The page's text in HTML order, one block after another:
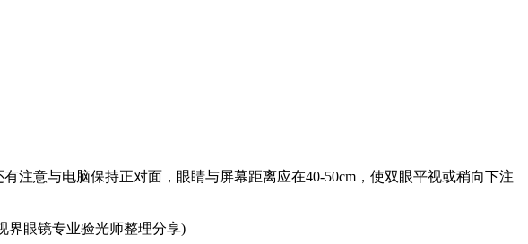
意与电脑保持正对面，眼睛与屏幕距离应在40-50cm，使双眼平视或稍向下注
眼镜专业验光师整理分享)